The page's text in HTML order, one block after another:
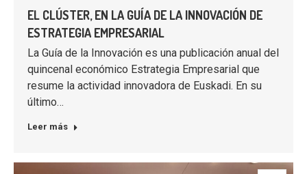
EL CLÚSTER, EN LA GUÍA DE LA INNOVACIÓN DE
ESTRATEGIA EMPRESARIAL
La Guía de la Innovación es una publicación anual del
quincenal económico Estrategia Empresarial que
resume la actividad innovadora de Euskadi. En su
último…
Leer más